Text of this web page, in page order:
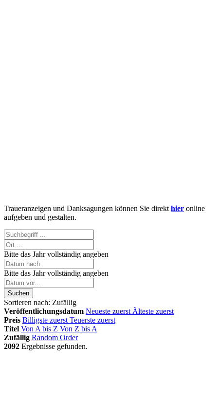
Traueranzeigen und Danksagungen können Sie direkt hier online
aufgeben und gestalten.
Bitte das Jahr vollständig angeben
Bitte das Jahr vollständig angeben
Suchen
Sortieren nach: Zufällig
Veröffentlichungsdatum Neueste zuerst Älteste zuerst
Preis Billigste zuerst Teuerste zuerst
Titel Von A bis Z Von Z bis A
Zufällig Random Order
2092 Ergebnisse gefunden.